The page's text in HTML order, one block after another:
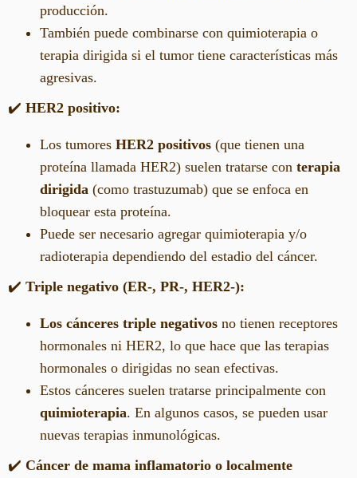
producción.
También puede combinarse con quimioterapia o
terapia dirigida si el tumor tiene características más
agresivas.
✔️ HER2 positivo:
Los tumores HER2 positivos (que tienen una
proteína llamada HER2) suelen tratarse con terapia
dirigida (como trastuzumab) que se enfoca en
bloquear esta proteína.
Puede ser necesario agregar quimioterapia y/o
radioterapia dependiendo del estadio del cáncer.
✔️ Triple negativo (ER-, PR-, HER2-):
Los cánceres triple negativos no tienen receptores
hormonales ni HER2, lo que hace que las terapias
hormonales o dirigidas no sean efectivas.
Estos cánceres suelen tratarse principalmente con
quimioterapia. En algunos casos, se pueden usar
nuevas terapias inmunológicas.
✔️ Cáncer de mama inflamatorio o localmente